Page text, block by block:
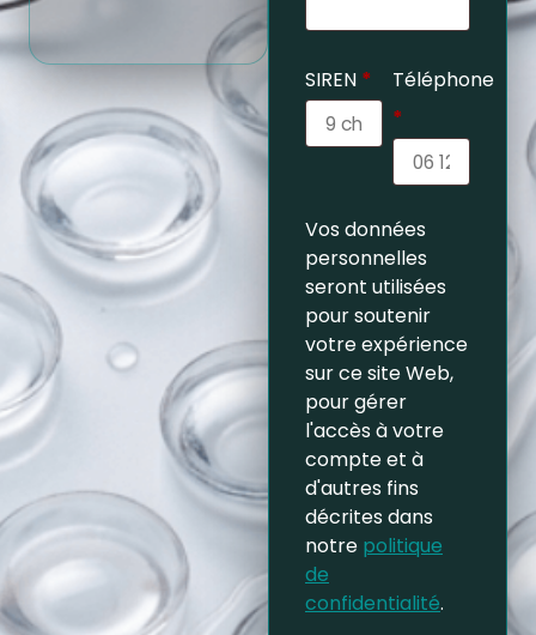
SIREN *
Téléphone
*
Vos données
personnelles
seront utilisées
pour soutenir
votre expérience
sur ce site Web,
pour gérer
l'accès à votre
compte et à
d'autres fins
décrites dans
notre politique
de
confidentialité.